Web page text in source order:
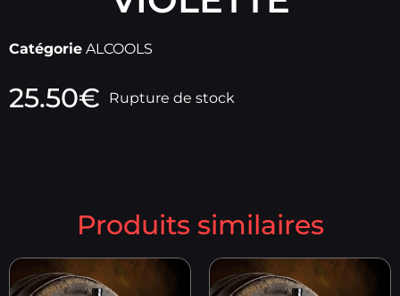
Catégorie ALCOOLS
25.50€ Rupture de stock
Produits similaires